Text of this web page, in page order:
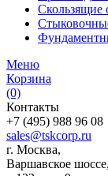
Скользящие
Меню
Корзина
(0)
Контакты
+7 (495) 988 96 08
sales@tskcorp.ru
г. Москва,
Варшавское шоссе,